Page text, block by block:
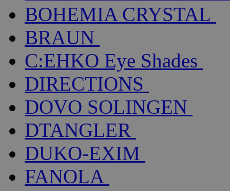
BOHEMIA CRYSTAL
BRAUN
C:EHKO Eye Shades
DIRECTIONS
DOVO SOLINGEN
DTANGLER
DUKO-EXIM
FANOLA